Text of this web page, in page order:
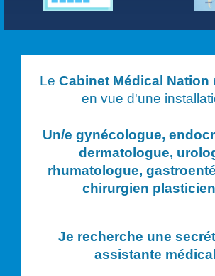
Le Cabinet Médical Nation
en vue d'une
Un/e gynécologue,
dermatologue,
rhumatologue,
chirurgien plasticien
Je recherche une
assistante